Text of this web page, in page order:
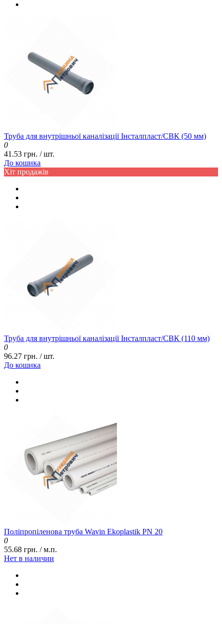
Труба для внутрішньої каналізації Інсталпласт/СВК (50 мм)
0
41.53 грн. / шт.
До кошика
Хіт продажів
Труба для внутрішньої каналізації Інсталпласт/СВК (110 мм)
0
96.27 грн. / шт.
До кошика
Поліпропіленова труба Wavin Ekoplastik PN 20
0
55.68 грн. / м.п.
Нет в наличии